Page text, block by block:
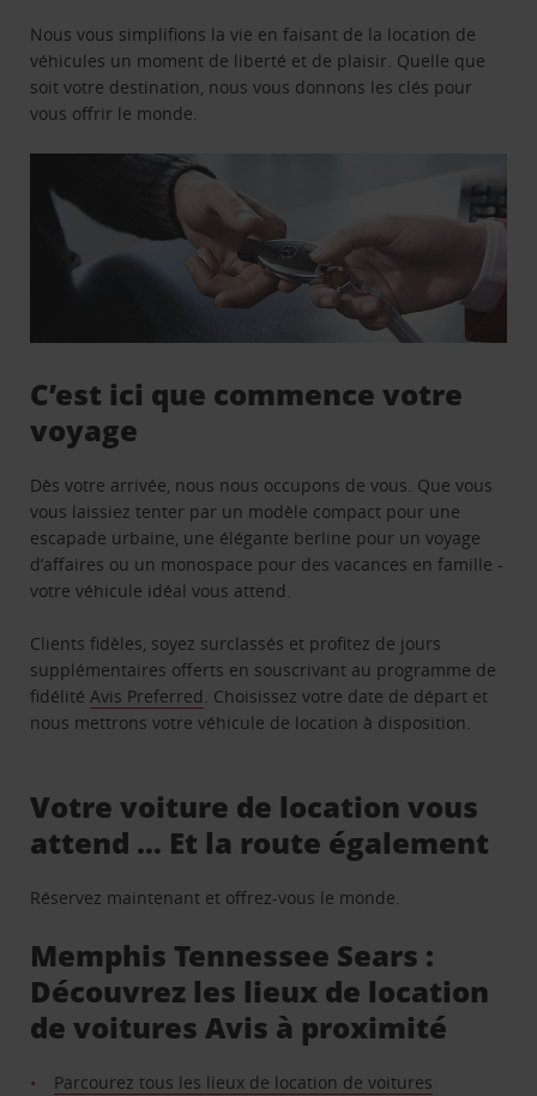
Nous vous simplifions la vie en faisant de la location de
véhicules un moment de liberté et de plaisir. Quelle que
soit votre destination, nous vous donnons les clés pour
vous offrir le monde.
C’est ici que commence votre
voyage
Dès votre arrivée, nous nous occupons de vous. Que vous
vous laissiez tenter par un modèle compact pour une
escapade urbaine, une élégante berline pour un voyage
d’affaires ou un monospace pour des vacances en famille -
votre véhicule idéal vous attend.
Clients fidèles, soyez surclassés et profitez de jours
supplémentaires offerts en souscrivant au programme de
fidélitéAvis Preferred. Choisissez votre date de départ et
nous mettrons votre véhicule de location à disposition.
Votre voiture de location vous
attend … Et la route également
Réservez maintenant et offrez-vous le monde.
Memphis Tennessee Sears :
Découvrez les lieux de location
de voitures Avis à proximité
Parcourez tous les lieux de location de voitures